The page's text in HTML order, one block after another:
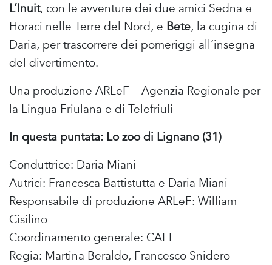
L’Inuit, con le avventure dei due amici Sedna e
Horaci nelle Terre del Nord, e Bete, la cugina di
Daria, per trascorrere dei pomeriggi all’insegna
del divertimento.
Una produzione ARLeF – Agenzia Regionale per
la Lingua Friulana e di Telefriuli
In questa puntata: Lo zoo di Lignano (31)
Conduttrice: Daria Miani
Autrici: Francesca Battistutta e Daria Miani
Responsabile di produzione ARLeF: William
Cisilino
Coordinamento generale: CALT
Regia: Martina Beraldo, Francesco Snidero